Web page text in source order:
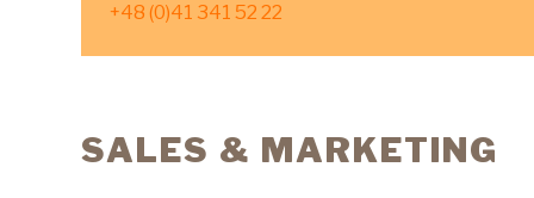
+48 (0)41 341 52 22
SALES & MARKETING